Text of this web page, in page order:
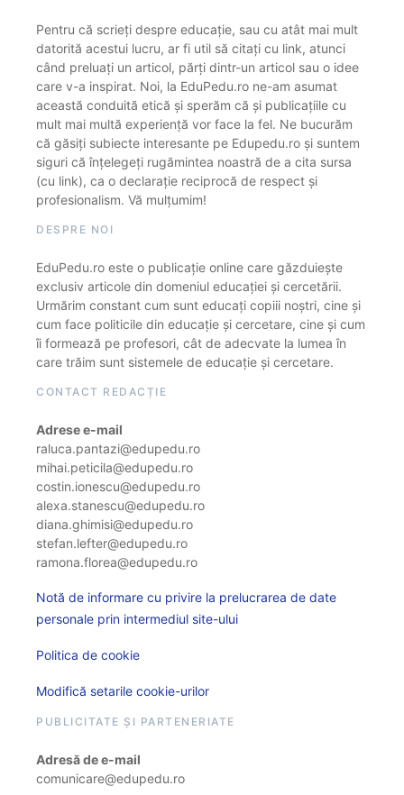
Pentru că scrieți despre educație, sau cu atât mai mult
datorită acestui lucru, ar fi util să citați cu link, atunci
când preluați un articol, părți dintr-un articol sau o idee
care v-a inspirat. Noi, la EduPedu.ro ne-am asumat
această conduită etică și sperăm că și publicațiile cu
mult mai multă experiență vor face la fel. Ne bucurăm
că găsiți subiecte interesante pe Edupedu.ro și suntem
siguri că înțelegeți rugămintea noastră de a cita sursa
(cu link), ca o declarație reciprocă de respect și
profesionalism. Vă mulțumim!
DESPRE NOI
EduPedu.ro este o publicație online care găzduiește
exclusiv articole din domeniul educației și cercetării.
Urmărim constant cum sunt educați copiii noștri, cine și
cum face politicile din educație și cercetare, cine și cum
îi formează pe profesori, cât de adecvate la lumea în
care trăim sunt sistemele de educație și cercetare.
CONTACT REDACȚIE
Adrese e-mail
raluca.pantazi@edupedu.ro
mihai.peticila@edupedu.ro
costin.ionescu@edupedu.ro
alexa.stanescu@edupedu.ro
diana.ghimisi@edupedu.ro
stefan.lefter@edupedu.ro
ramona.florea@edupedu.ro
Notă de informare cu privire la prelucrarea de date
personale prin intermediul site-ului
Politica de cookie
Modifică setarile cookie-urilor
PUBLICITATE ȘI PARTENERIATE
Adresă de e-mail
comunicare@edupedu.ro